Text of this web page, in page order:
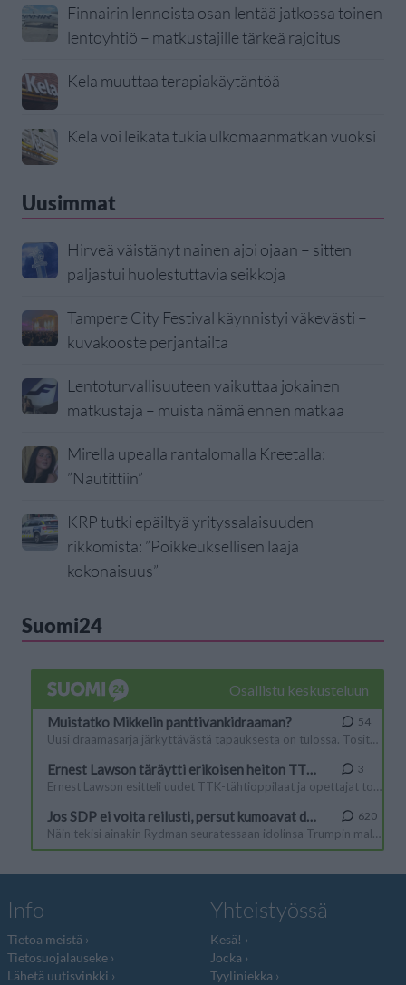
Finnairin lennoista osan lentää jatkossa toinen
lentoyhtiö – matkustajille tärkeä rajoitus
Kela muuttaa terapiakäytäntöä
Kela voi leikata tukia ulkomaanmatkan vuoksi
Uusimmat
Hirveä väistänyt nainen ajoi ojaan – sitten
paljastui huolestuttavia seikkoja
Tampere City Festival käynnistyi väkevästi –
kuvakooste perjantailta
Lentoturvallisuuteen vaikuttaa jokainen
matkustaja – muista nämä ennen matkaa
Mirella upealla rantalomalla Kreetalla:
”Nautittiin”
KRP tutki epäiltyä yrityssalaisuuden
rikkomista: ”Poikkeuksellisen laaja
kokonaisuus”
Suomi24
Info
Tietoa meistä
Tietosuojalauseke
Lähetä uutisvinkki
Yhteistyössä
Kesä!
Jocka
Tyyliniekka